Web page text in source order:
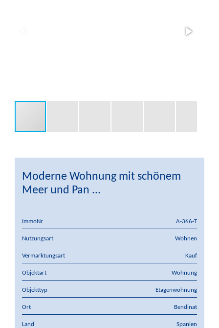
Moderne Wohnung mit schönem
Meer und Pan ...
ImmoNr A-366-T
Nutzungsart Wohnen
Vermarktungsart Kauf
Objektart Wohnung
Objekttyp Etagenwohnung
Ort Bendinat
Land Spanien